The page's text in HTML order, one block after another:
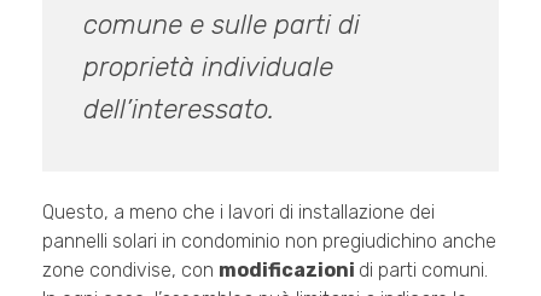
comune e sulle parti di
proprietà individuale
dell’interessato.
Questo, a meno che i lavori di installazione dei
pannelli solari in condominio non pregiudichino anche
zone condivise, con modificazioni di parti comuni.